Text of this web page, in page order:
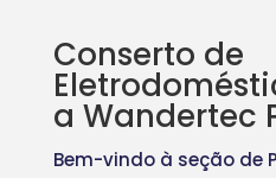
Conserto de
a Wandertec
Bem-vindo à seção de